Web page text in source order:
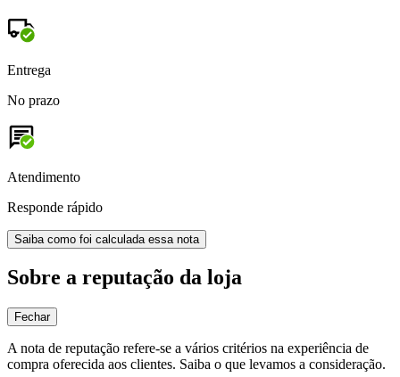
Entrega
No prazo
Atendimento
Responde rápido
Saiba como foi calculada essa nota
Sobre a reputação da loja
Fechar
A nota de reputação refere-se a vários critérios na experiência de
compra oferecida aos clientes. Saiba o que levamos a consideração.